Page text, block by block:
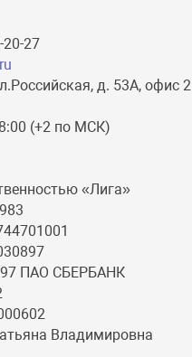
27
д. 53А, офис 2
(+2 по МСК)
«Лига»
ПАО СБЕРБАНК
Владимировна